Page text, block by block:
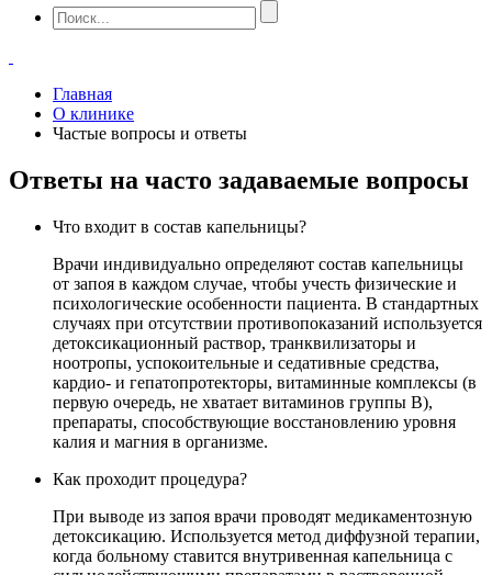
Главная
О клинике
Частые вопросы и ответы
Ответы на часто задаваемые вопросы
Что входит в состав капельницы?
Врачи индивидуально определяют состав капельницы
от запоя в каждом случае, чтобы учесть физические и
психологические особенности пациента. В стандартных
случаях при отсутствии противопоказаний используется
детоксикационный раствор, транквилизаторы и
ноотропы, успокоительные и седативные средства,
кардио- и гепатопротекторы, витаминные комплексы (в
первую очередь, не хватает витаминов группы В),
препараты, способствующие восстановлению уровня
калия и магния в организме.
Как проходит процедура?
При выводе из запоя врачи проводят медикаментозную
детоксикацию. Используется метод диффузной терапии,
когда больному ставится внутривенная капельница с